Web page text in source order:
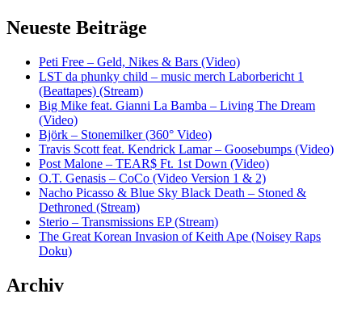
Neueste Beiträge
Peti Free – Geld, Nikes & Bars (Video)
LST da phunky child – music merch Laborbericht 1
(Beattapes) (Stream)
Big Mike feat. Gianni La Bamba – Living The Dream
(Video)
Björk – Stonemilker (360° Video)
Travis Scott feat. Kendrick Lamar – Goosebumps (Video)
Post Malone – TEAR$ Ft. 1st Down (Video)
O.T. Genasis – CoCo (Video Version 1 & 2)
Nacho Picasso & Blue Sky Black Death – Stoned &
Dethroned (Stream)
Sterio – Transmissions EP (Stream)
The Great Korean Invasion of Keith Ape (Noisey Raps
Doku)
Archiv